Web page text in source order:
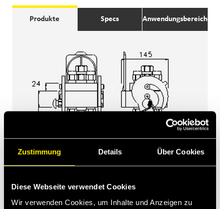
Zustimmung Details Über Cookies
Diese Webseite verwendet Cookies
Wir verwenden Cookies, um Inhalte und Anzeigen zu
Produkte Specs Anwendungsbereiche